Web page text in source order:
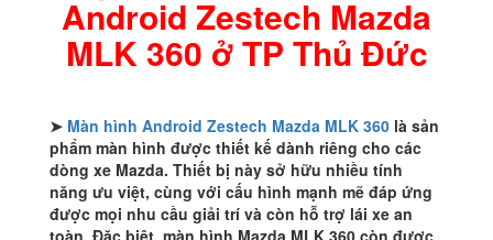
lượng
Android Zestech Mazda
MLK 360 ở TP Thủ Đức
➤ Màn hình Android Zestech Mazda MLK 360 là sản
phẩm màn hình được thiết kế dành riêng cho các
dòng xe Mazda. Thiết bị này sở hữu nhiều tính
năng ưu việt, cùng với cấu hình mạnh mẽ đáp ứng
được mọi nhu cầu giải trí và còn hỗ trợ lái xe an